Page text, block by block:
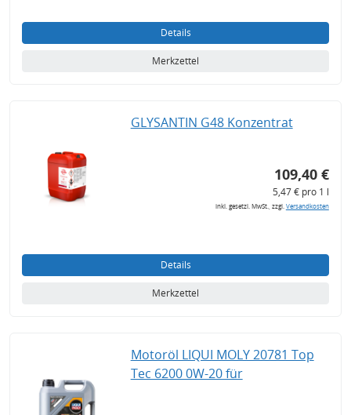
Details
Merkzettel
GLYSANTIN G48 Konzentrat
109,40 €
5,47 € pro 1 l
inkl. gesetzl. MwSt., zzgl.Versandkosten
Details
Merkzettel
Motoröl LIQUI MOLY 20781 Top
Tec 6200 0W-20 für